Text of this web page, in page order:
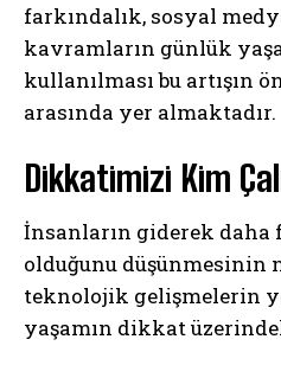
farkındalık, sosyal
kavramların günlük
kullanılması bu artışın
arasında yer almaktadır.
Dikkatimizi Kim
İnsanların giderek daha
olduğunu düşünmesinin
teknolojik gelişmelerin
yaşamın dikkat